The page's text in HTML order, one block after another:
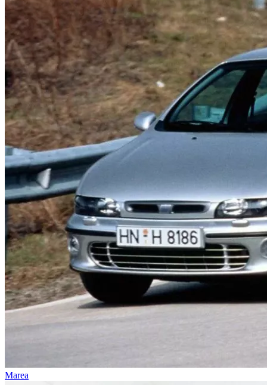
Marea